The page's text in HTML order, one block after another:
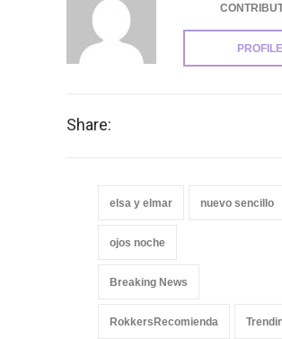
PROFILE
Share:
elsa y elmar nuevo sencillo
ojos noche
Breaking News
RokkersRecomienda